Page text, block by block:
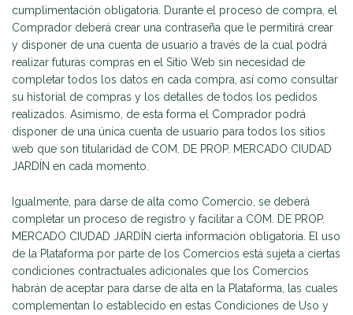
cumplimentación obligatoria. Durante el proceso de compra, el
Comprador deberá crear una contraseña que le permitirá crear
y disponer de una cuenta de usuario a través de la cual podrá
realizar futuras compras en el Sitio Web sin necesidad de
completar todos los datos en cada compra, así como consultar
su historial de compras y los detalles de todos los pedidos
realizados. Asimismo, de esta forma el Comprador podrá
disponer de una única cuenta de usuario para todos los sitios
web que son titularidad de COM. DE PROP. MERCADO CIUDAD
JARDÍN en cada momento.
Igualmente, para darse de alta como Comercio, se deberá
completar un proceso de registro y facilitar a COM. DE PROP.
MERCADO CIUDAD JARDÍN cierta información obligatoria. El uso
de la Plataforma por parte de los Comercios está sujeta a ciertas
condiciones contractuales adicionales que los Comercios
habrán de aceptar para darse de alta en la Plataforma, las cuales
complementan lo establecido en estas Condiciones de Uso y